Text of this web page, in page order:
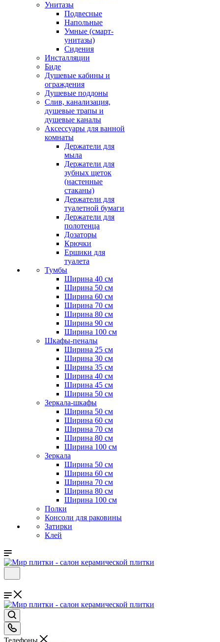
Унитазы
Подвесные
Напольные
Умные (смарт-
унитазы)
Сидения
Инсталляции
Биде
Душевые кабины и
ограждения
Душевые поддоны
Слив, канализация,
душевые трапы и
душевые каналы
Аксессуары для ванной
комнаты
Держатели для
мыла
Держатели для
зубных щеток
(настенные
стаканы)
Держатели для
туалетной бумаги
Держатели для
полотенца
Дозаторы
Крючки
Ершики для
туалета
Тумбы
Ширина 40 см
Ширина 50 см
Ширина 60 см
Ширина 70 см
Ширина 80 см
Ширина 90 см
Ширина 100 см
Шкафы-пеналы
Ширина 25 см
Ширина 30 см
Ширина 35 см
Ширина 40 см
Ширина 45 см
Ширина 50 см
Зеркала-шкафы
Ширина 50 см
Ширина 60 см
Ширина 70 см
Ширина 80 см
Ширина 100 см
Зеркала
Ширина 50 см
Ширина 60 см
Ширина 70 см
Ширина 80 см
Ширина 100 см
Полки
Консоли для раковины
Затирки
Клей
Телефоны